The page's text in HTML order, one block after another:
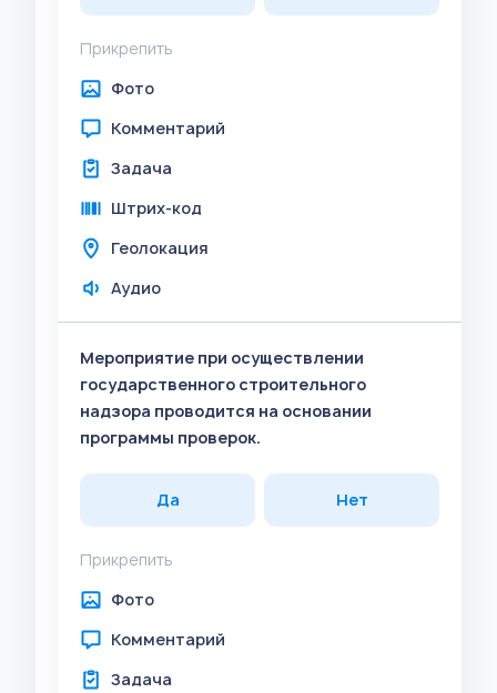
Прикрепить
Фото
Комментарий
Задача
Штрих-код
Геолокация
Аудио
Мероприятие при осуществлении
государственного строительного
надзора проводится на основании
программы проверок.
Да Нет
Прикрепить
Фото
Комментарий
Задача